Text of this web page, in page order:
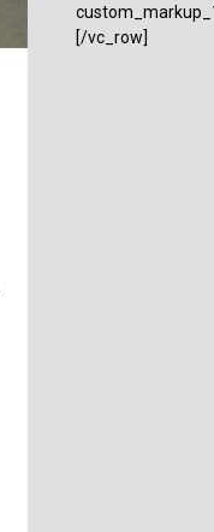
[/vc_row]